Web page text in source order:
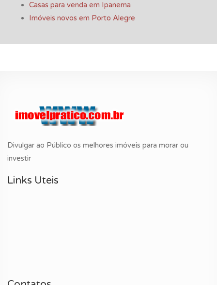
Casas para venda em Ipanema
Imóveis novos em Porto Alegre
Divulgar ao Público os melhores imóveis para morar ou
investir
Links Uteis